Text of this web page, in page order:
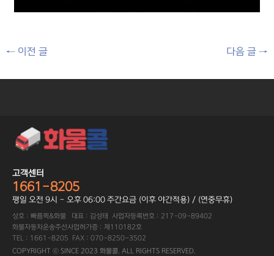
← 이전 글 다음 글 →
고객센터
1661-8205
평일 오전 9시 - 오후 06:00 주간요금 (이후 야간적용) / (연중무휴)
상호 : 빠름퀵&화물 대표 : 김성태 사업자등록번호 : 217-09-89402
화물자동차운송주선사업허가증 : 제110182호
TEL : 1661-8205 FAX : 070-8250-3502
COPYRIGHT ⓒ SINCE 2023 화물콜. ALL RIGHTS RESERVED.